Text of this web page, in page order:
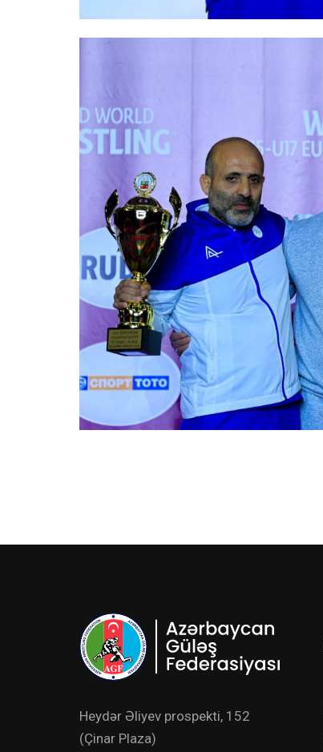
Heydər Əliyev prospekti, 152
(Çinar Plaza)